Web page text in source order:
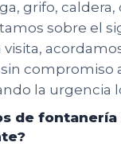
grifo, caldera,
sobre el
visita,
compromiso
la urgencia
de